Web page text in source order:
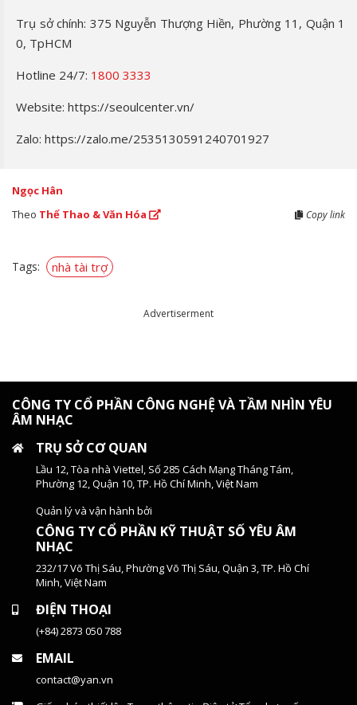
Trụ sở chính: 375 Nguyễn Thượng Hiền, Phường 11, Quận 1
0, TpHCM
Hotline 24/7: 1800 3333
Website: https://seoulcenter.vn/
Zalo: https://zalo.me/2535130591240701927
Ngọc Hân
Theo Thể Thao & Văn Hóa Copy link
Tags: nhà tài trợ
Advertiserment
CÔNG TY CỔ PHẦN CÔNG NGHỆ VÀ TẦM NHÌN YÊU
ÂM NHẠC
TRỤ SỞ CƠ QUAN
Lầu 12, Tòa nhà Viettel, Số 285 Cách Mạng Tháng Tám,
Phường 12, Quận 10, TP. Hồ Chí Minh, Việt Nam
Quản lý và vận hành bởi
CÔNG TY CỔ PHẦN KỸ THUẬT SỐ YÊU ÂM
NHẠC
232/17 Võ Thị Sáu, Phường Võ Thị Sáu, Quận 3, TP. Hồ Chí
Minh, Việt Nam
ĐIỆN THOẠI
(+84) 2873 050 788
EMAIL
contact@yan.vn